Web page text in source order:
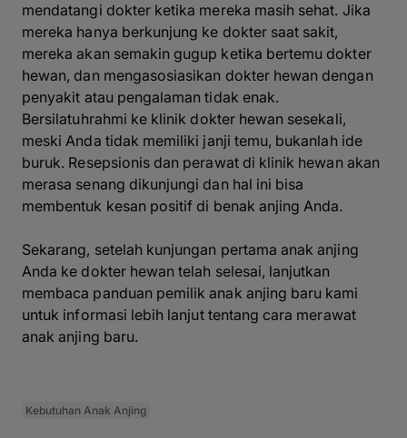
mendatangi dokter ketika mereka masih sehat. Jika
mereka hanya berkunjung ke dokter saat sakit,
mereka akan semakin gugup ketika bertemu dokter
hewan, dan mengasosiasikan dokter hewan dengan
penyakit atau pengalaman tidak enak.
Bersilatuhrahmi ke klinik dokter hewan sesekali,
meski Anda tidak memiliki janji temu, bukanlah ide
buruk. Resepsionis dan perawat di klinik hewan akan
merasa senang dikunjungi dan hal ini bisa
membentuk kesan positif di benak anjing Anda.
Sekarang, setelah kunjungan pertama anak anjing
Anda ke dokter hewan telah selesai, lanjutkan
membaca panduan pemilik anak anjing baru kami
untuk informasi lebih lanjut tentang cara merawat
anak anjing baru.
Kebutuhan Anak Anjing